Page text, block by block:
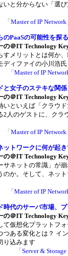
いと分からない「選
「 Master of IP Network
のPaaSの可能性を探る
の＠IT Technology
すメリットとは何か、
ィファイの小川浩氏
「 Master of IP
と女子のステキな関係
の＠IT Technology
いといえば「クラウ
2人のゲストに、クラ
「 Master of IP Network
ットワークに何が起
の＠IT Technology
サネットの常識」が
のか。そして、ネッ
「 Master of IP
時代のサーバ市場、
の＠IT Technology
て仮想化プラットフ
つある変化とは？ イ
り込みます
「 Server & Storage